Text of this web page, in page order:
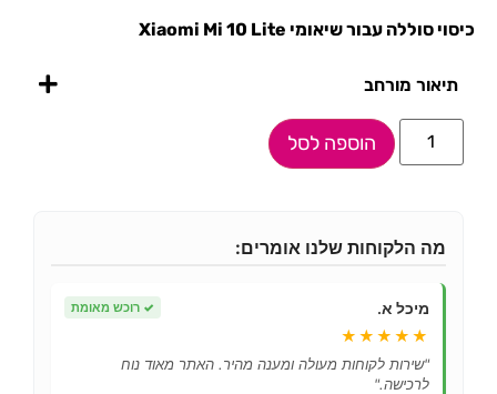
כיסוי סוללה עבור שיאומי Xiaomi Mi 10 Lite
תיאור מורחב
הוספה לסל
מה הלקוחות שלנו אומרים:
מיכל א. ✓ רוכש מאומת
★★★★★
"שירות לקוחות מעולה ומענה מהיר. האתר מאוד נוח
לרכישה."